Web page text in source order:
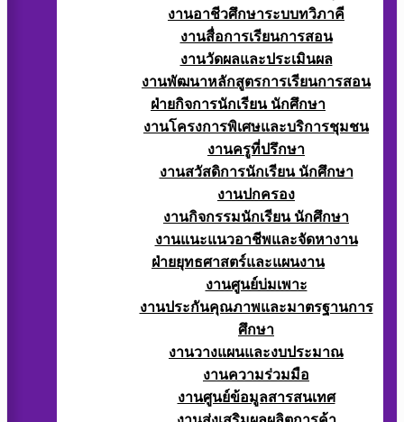
งานอาชีวศึกษาระบบทวิภาคี
งานสื่อการเรียนการสอน
งานวัดผลและประเมินผล
งานพัฒนาหลักสูตรการเรียนการสอน
ฝ่ายกิจการนักเรียน นักศึกษา
งานโครงการพิเศษและบริการชุมชน
งานครูที่ปรึกษา
งานสวัสดิการนักเรียน นักศึกษา
งานปกครอง
งานกิจกรรมนักเรียน นักศึกษา
งานแนะแนวอาชีพและจัดหางาน
ฝ่ายยุทธศาสตร์และแผนงาน
งานศูนย์บ่มเพาะ
งานประกันคุณภาพและมาตรฐานการ
ศึกษา
งานวางแผนและงบประมาณ
งานความร่วมมือ
งานศูนย์ข้อมูลสารสนเทศ